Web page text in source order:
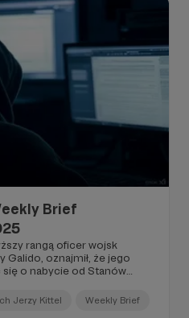
Brief
rangą oficer wojsk
Galido, oznajmił, że jego
o nabycie od Stanów
ubiegłym roku rozlokowane
Guam, jak i na Filipinach...
Jerzy Kittel Weekly Brief